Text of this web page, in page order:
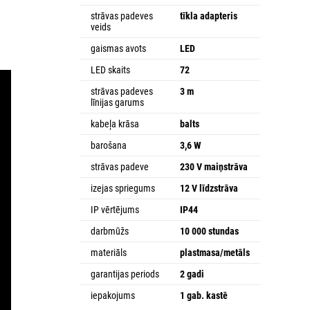
strāvas padeves
veids
tīkla adapteris
gaismas avots
LED
LED skaits
72
strāvas padeves
līnijas garums
3 m
kabeļa krāsa
balts
barošana
3,6 W
strāvas padeve
230 V maiņstrāva
izejas spriegums
12 V līdzstrāva
IP vērtējums
IP44
darbmūžs
10 000 stundas
materiāls
plastmasa/metāls
garantijas periods
2 gadi
iepakojums
1 gab. kastē